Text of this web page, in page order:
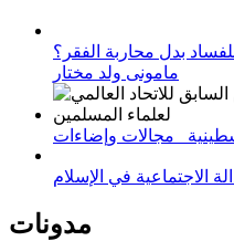
بدل محاربة الفقر؟
مامونى ولد مختار
مجالات وإضاءات
مدونات